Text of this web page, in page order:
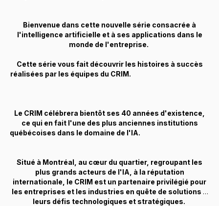
Bienvenue dans cette nouvelle série consacrée à
l'intelligence artificielle et à ses applications dans le
monde de l'entreprise.
Cette série vous fait découvrir les histoires à succès
réalisées par les équipes du CRIM.
Le CRIM célébrera bientôt ses 40 années d'existence,
ce qui en fait l'une des plus anciennes institutions
québécoises dans le domaine de l'IA.
Situé à Montréal, au cœur du quartier, regroupant les
plus grands acteurs de l'IA, à la réputation
internationale, le CRIM est un partenaire privilégié pour
les entreprises et les industries en quête de solutions à
leurs défis technologiques et stratégiques.